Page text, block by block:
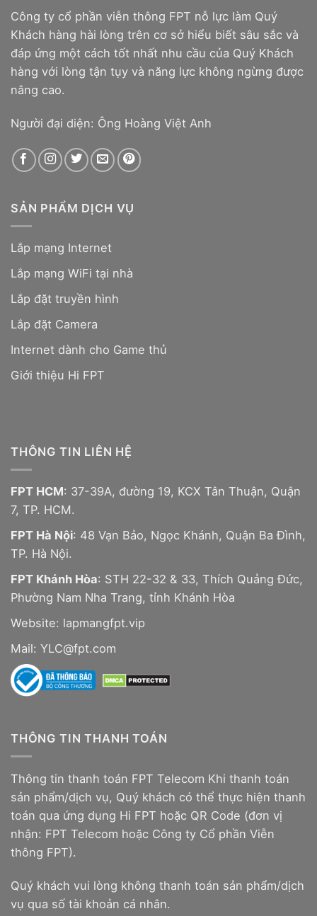
Công ty cổ phần viễn thông FPT nỗ lực làm Quý
Khách hàng hài lòng trên cơ sở hiểu biết sâu sắc và
đáp ứng một cách tốt nhất nhu cầu của Quý Khách
hàng với lòng tận tụy và năng lực không ngừng được
nâng cao.
Người đại diện: Ông Hoàng Việt Anh
SẢN PHẨM DỊCH VỤ
Lắp mạng Internet
Lắp mạng WiFi tại nhà
Lắp đặt truyền hình
Lắp đặt Camera
Internet dành cho Game thủ
Giới thiệu Hi FPT
THÔNG TIN LIÊN HỆ
FPT HCM: 37-39A, đường 19, KCX Tân Thuận, Quận
7, TP. HCM.
FPT Hà Nội: 48 Vạn Bảo, Ngọc Khánh, Quận Ba Đình,
TP. Hà Nội.
FPT Khánh Hòa: STH 22-32 & 33, Thích Quảng Đức,
Phường Nam Nha Trang, tỉnh Khánh Hòa
Website: lapmangfpt.vip
Mail: YLC@fpt.com
THÔNG TIN THANH TOÁN
Thông tin thanh toán FPT Telecom Khi thanh toán
sản phẩm/dịch vụ, Quý khách có thể thực hiện thanh
toán qua ứng dụng Hi FPT hoặc QR Code (đơn vị
nhận: FPT Telecom hoặc Công ty Cổ phần Viễn
thông FPT).
Quý khách vui lòng không thanh toán sản phẩm/dịch
vụ qua số tài khoản cá nhân.